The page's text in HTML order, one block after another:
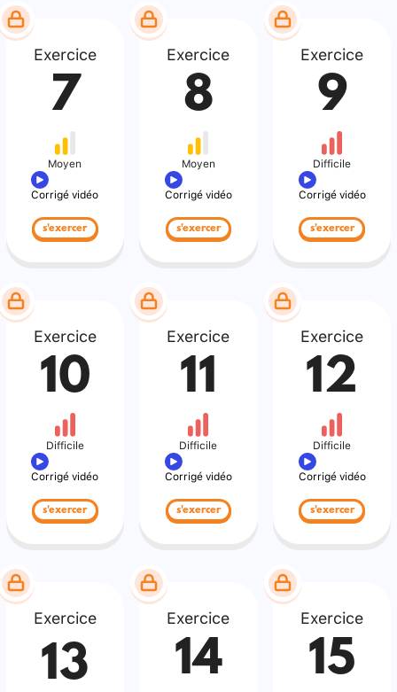
Exercice
7
Moyen
Corrigé vidéo
s'exercer
Exercice
8
Moyen
Corrigé vidéo
s'exercer
Exercice
9
Difficile
Corrigé vidéo
s'exercer
Exercice
10
Difficile
Corrigé vidéo
s'exercer
Exercice
11
Difficile
Corrigé vidéo
s'exercer
Exercice
12
Difficile
Corrigé vidéo
s'exercer
Exercice
13
Exercice
14
Exercice
15